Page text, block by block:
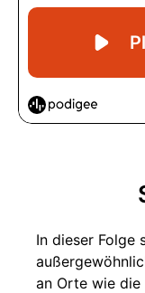
In dieser Folge
an Orte wie